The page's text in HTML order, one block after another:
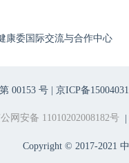
康委国际交流与合作中心
00153 号 | 京ICP备
网安备 11010202008182号|
Copyright © 2017-2021